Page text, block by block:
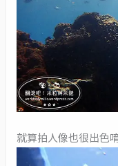
就算拍人像也很出色